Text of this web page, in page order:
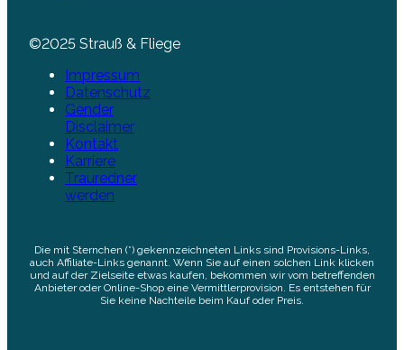
©2025 Strauß & Fliege
Impressum
Datenschutz
Gender
Disclaimer
Kontakt
Karriere
Trauredner
werden
Die mit Sternchen (*) gekennzeichneten Links sind Provisions-Links,
auch Affiliate-Links genannt. Wenn Sie auf einen solchen Link klicken
und auf der Zielseite etwas kaufen, bekommen wir vom betreffenden
Anbieter oder Online-Shop eine Vermittlerprovision. Es entstehen für
Sie keine Nachteile beim Kauf oder Preis.